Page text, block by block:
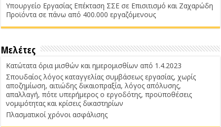
Υπουργείο Εργασίας Επέκταση ΣΣΕ σε Επισιτισμό και Ζαχαρώδη
Προϊόντα σε πάνω από 400.000 εργαζόμενους
Μελέτες
Κατώτατα όρια μισθών και ημερομισθίων από 1.4.2023
Σπουδαίος λόγος καταγγελίας συμβάσεως εργασίας, χωρίς
αποζημίωση, αιτιώδης δικαιοπραξία, λόγος απόλυσης,
απαλλαγή, πότε υπερήμερος ο εργοδότης, προϋποθέσεις
νομιμότητας και κρίσεις δικαστηρίων
Πλασματικοί χρόνοι ασφάλισης